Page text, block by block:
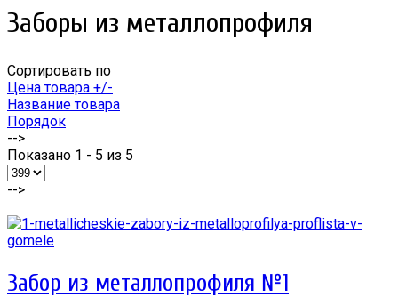
Заборы из металлопрофиля
Сортировать по
Цена товара +/-
Название товара
Порядок
-->
Показано 1 - 5 из 5
-->
Забор из металлопрофиля №1